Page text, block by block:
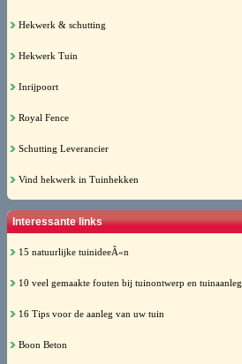
Hekwerk & schutting
Hekwerk Tuin
Inrijpoort
Royal Fence
Schutting Leverancier
Vind hekwerk in Tuinhekken
Interessante links
15 natuurlijke tuinideeÃ«n
10 veel gemaakte fouten bij tuinontwerp en tuinaanleg
16 Tips voor de aanleg van uw tuin
Boon Beton